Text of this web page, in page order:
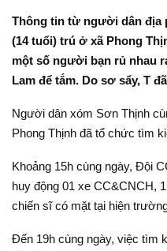
Thông tin từ người dân địa
(14 tuổi) trú ở xã Phong
một số người bạn rủ nhau
Lam để tắm. Do sơ sẩy, T
Người dân xóm Sơn Thịnh
Phong Thịnh đã tổ chức tìm
Khoảng 15h cùng ngày, Đội
huy động 01 xe CC&CNCH,
chiến sĩ có mặt tại hiện
Đến 19h cùng ngày, việc tìm